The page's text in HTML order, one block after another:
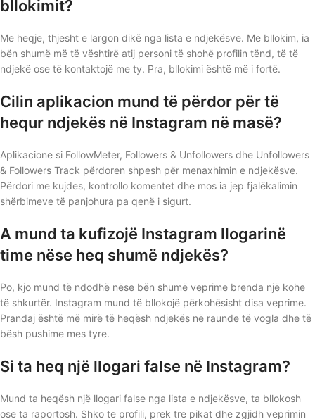
bllokimit?
Me heqje, thjesht e largon dikë nga lista e ndjekësve. Me bllokim, ia
bën shumë më të vështirë atij personi të shohë profilin tënd, të të
ndjekë ose të kontaktojë me ty. Pra, bllokimi është më i fortë.
Cilin aplikacion mund të përdor për të
hequr ndjekës në Instagram në masë?
Aplikacione si FollowMeter, Followers & Unfollowers dhe Unfollowers
& Followers Track përdoren shpesh për menaxhimin e ndjekësve.
Përdori me kujdes, kontrollo komentet dhe mos ia jep fjalëkalimin
shërbimeve të panjohura pa qenë i sigurt.
A mund ta kufizojë Instagram llogarinë
time nëse heq shumë ndjekës?
Po, kjo mund të ndodhë nëse bën shumë veprime brenda një kohe
të shkurtër. Instagram mund të bllokojë përkohësisht disa veprime.
Prandaj është më mirë të heqësh ndjekës në raunde të vogla dhe të
bësh pushime mes tyre.
Si ta heq një llogari false në Instagram?
Mund ta heqësh një llogari false nga lista e ndjekësve, ta bllokosh
ose ta raportosh. Shko te profili, prek tre pikat dhe zgjidh veprimin